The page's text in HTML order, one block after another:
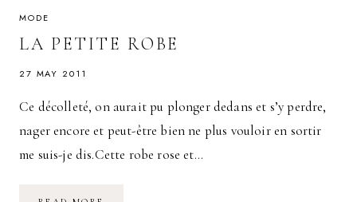
MODE
LA PETITE ROBE
27 MAY 2011
Ce décolleté, on aurait pu plonger dedans et s’y perdre,
nager encore et peut-être bien ne plus vouloir en sortir
me suis-je dis.Cette robe rose et…